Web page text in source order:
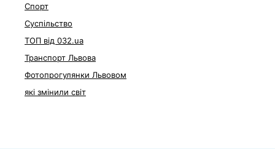
Спорт
Суспільство
ТОП від 032.ua
Транспорт Львова
Фотопрогулянки Львовом
які змінили світ